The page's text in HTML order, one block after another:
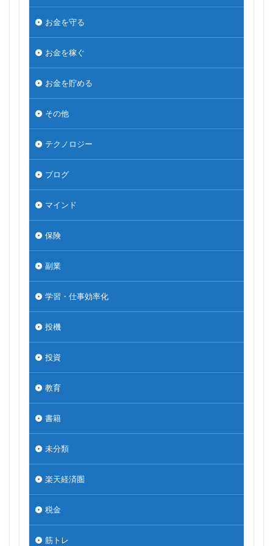
お金を守る
お金を稼ぐ
お金を貯める
その他
テクノロジー
ブログ
マインド
保険
副業
学習・仕事効率化
投機
投資
教育
書籍
未分類
楽天経済圏
税金
筋トレ